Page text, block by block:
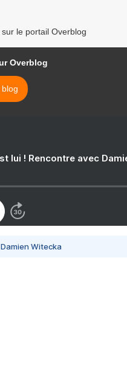
le portail Overblog
Overblog
lui ! Rencontre avec
Witecka